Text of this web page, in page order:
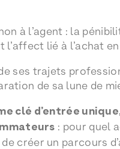
à l’agent : la
lié à l’achat
ses trajets
de sa lune de
clé d’entrée
: pour quel
créer un parcours